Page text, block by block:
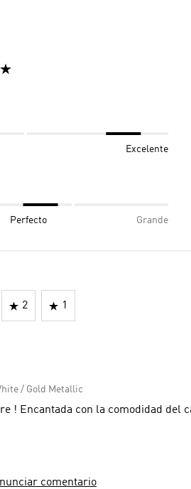
Excelente
Perfecto Grande
2 1
/ Gold Metallic
! Encantada con la comodidad del
comentario